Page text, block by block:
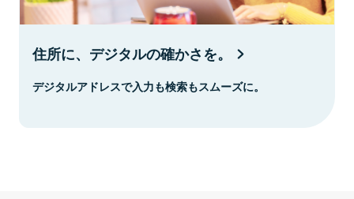
住所に、デジタルの確かさを。
デジタルアドレスで入力も検索もスムーズに。